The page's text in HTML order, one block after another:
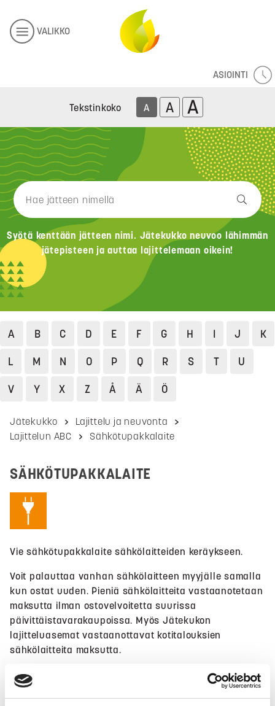
VALIKKO
ASIOINTI
Tekstinkoko A A A
Syötä kenttään jätteen nimi. Jätekukko neuvoo lähimmän
jätepisteen ja auttaa lajittelemaan oikein!
A B C D E F G H I J
K
L
M N O P Q R S T
U
V
Y X Z Å Ä Ö
Jätekukko
Lajittelu ja neuvonta
Lajittelun ABC
Sähkötupakkalaite
SÄHKÖTUPAKKALAITE
Vie sähkötupakkalaite sähkölaitteiden keräykseen.
Voit palauttaa vanhan sähkölaitteen myyjälle samalla
kun ostat uuden. Pieniä sähkölaitteita vastaanotetaan
maksutta ilman ostovelvoitetta suurissa
päivittäistavarakaupoissa. Myös Jätekukon
lajitteluasemat vastaanottavat kotitalouksien
sähkölaitteita maksutta.